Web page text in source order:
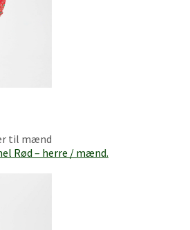
til mænd
Rød – herre / mænd.